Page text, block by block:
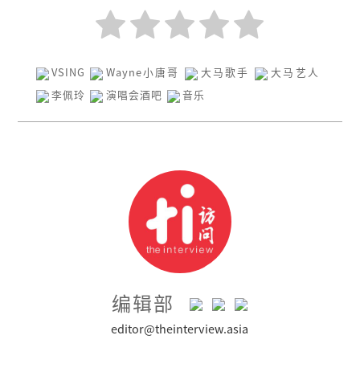
VSING Wayne小唐哥 大马歌手
大马艺人
李佩玲
演唱会酒吧 音乐
编辑部
editor@theinterview.asia